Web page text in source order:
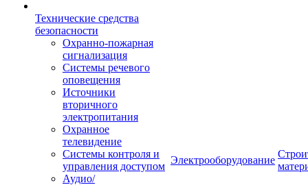
Технические средства
безопасности
Охранно-пожарная
сигнализация
Системы речевого
оповещения
Источники
вторичного
электропитания
Охранное
телевидение
Системы контроля и
управления доступом
Аудио/
Электрооборудование